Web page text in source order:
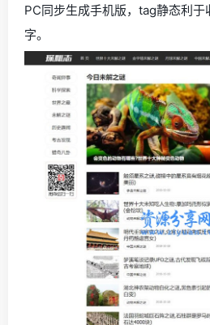
PC同步生成手机版，tag静态利于
字。